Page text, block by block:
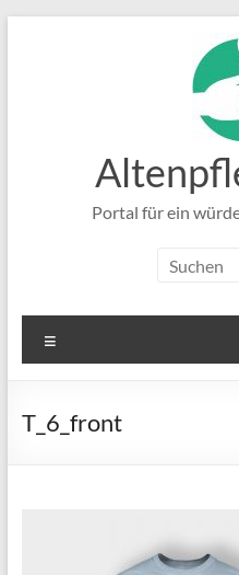
Portal für ein
T_6_front